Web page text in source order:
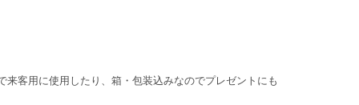
客用に使用したり、箱・包装込みなのでプレゼントにも